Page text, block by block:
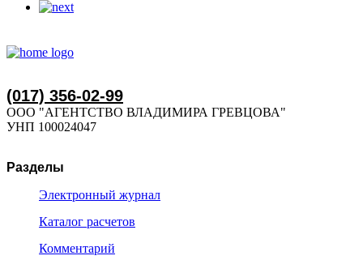
(017) 356-02-99
ООО "АГЕНТСТВО ВЛАДИМИРА ГРЕВЦОВА"
УНП 100024047
Разделы
Электронный журнал
Каталог расчетов
Комментарий